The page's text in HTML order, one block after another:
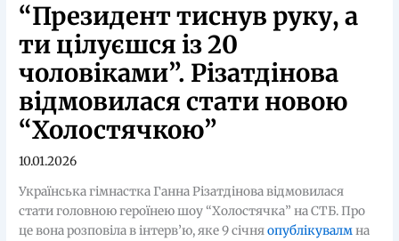
“Президент тиснув руку, а
ти цілуєшся із 20
чоловіками”. Різатдінова
відмовилася стати новою
“Холостячкою”
10.01.2026
Українська гімнастка Ганна Різатдінова відмовилася
стати головною героїнею шоу “Холостячка” на СТБ. Про
це вона розповіла в інтерв’ю, яке 9 січняопублікувалмна